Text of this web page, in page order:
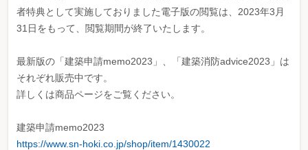
者特典として実施しておりました電子版の閲覧は、2023年3月
31日をもって、閲覧期間が終了いたします。
最新版の「建築申請memo2023」、「建築消防advice2023」は
それぞれ販売中です。
詳しくは商品ページをご覧ください。
建築申請memo2023
https://www.sn-hoki.co.jp/shop/item/1430022